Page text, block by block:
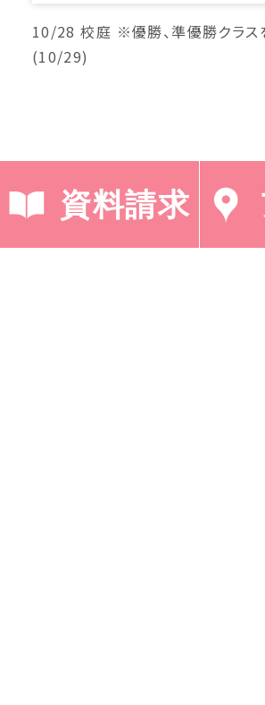
資料請求
10/28 校庭 ※優勝、準優勝クラス
(10/29)